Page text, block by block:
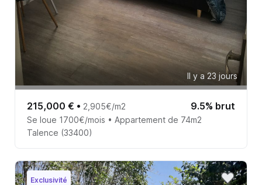
Il y a 23 jours
215,000 € • 2,905€/m2 9.5% brut
Se loue 1700€/mois • Appartement de 74m2
Talence (33400)
Exclusivité